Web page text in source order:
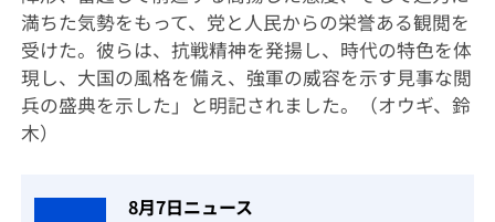
満ちた気勢をもって、党と人民からの栄誉ある観閲を
受けた。彼らは、抗戦精神を発揚し、時代の特色を体
現し、大国の風格を備え、強軍の威容を示す見事な閲
兵の盛典を示した」と明記されました。（オウギ、鈴
木）
8月7日ニュース